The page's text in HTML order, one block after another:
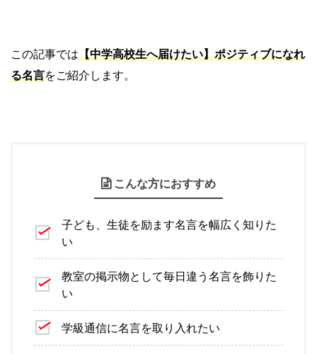
この記事では【中学高校生へ届けたい】ポジティブになれ
る名言をご紹介します。
こんな方におすすめ
子ども、生徒を励ます名言を幅広く知りた
い
教室の掲示物として毎日違う名言を飾りた
い
学級通信に名言を取り入れたい